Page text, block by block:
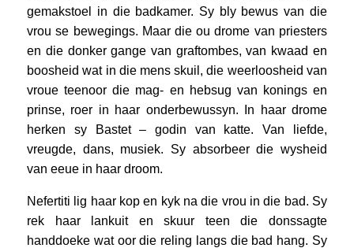
gemakstoel in die badkamer. Sy bly bewus van die
vrou se bewegings. Maar die ou drome van priesters
en die donker gange van graftombes, van kwaad en
boosheid wat in die mens skuil, die weerloosheid van
vroue teenoor die mag- en hebsug van konings en
prinse, roer in haar onderbewussyn. In haar drome
herken sy Bastet – godin van katte. Van liefde,
vreugde, dans, musiek. Sy absorbeer die wysheid
van eeue in haar droom.
Nefertiti lig haar kop en kyk na die vrou in die bad. Sy
rek haar lankuit en skuur teen die donssagte
handdoeke wat oor die reling langs die bad hang. Sy